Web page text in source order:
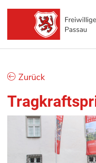
Löschzüge
Fachbereiche
Kontakt
Zurück